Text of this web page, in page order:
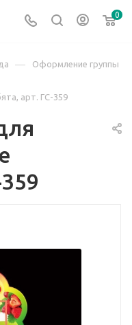
0
— Оформление группы
арт. ГС-359